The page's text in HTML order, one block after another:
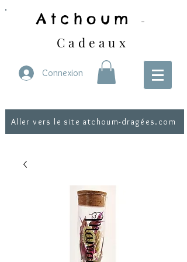
Atchoum -
Cadeaux
Connexion
Aller vers le site atchoum-dragées.com